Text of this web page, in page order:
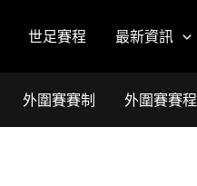
世足賽程 最新資訊
外圍賽賽制 外圍賽賽程